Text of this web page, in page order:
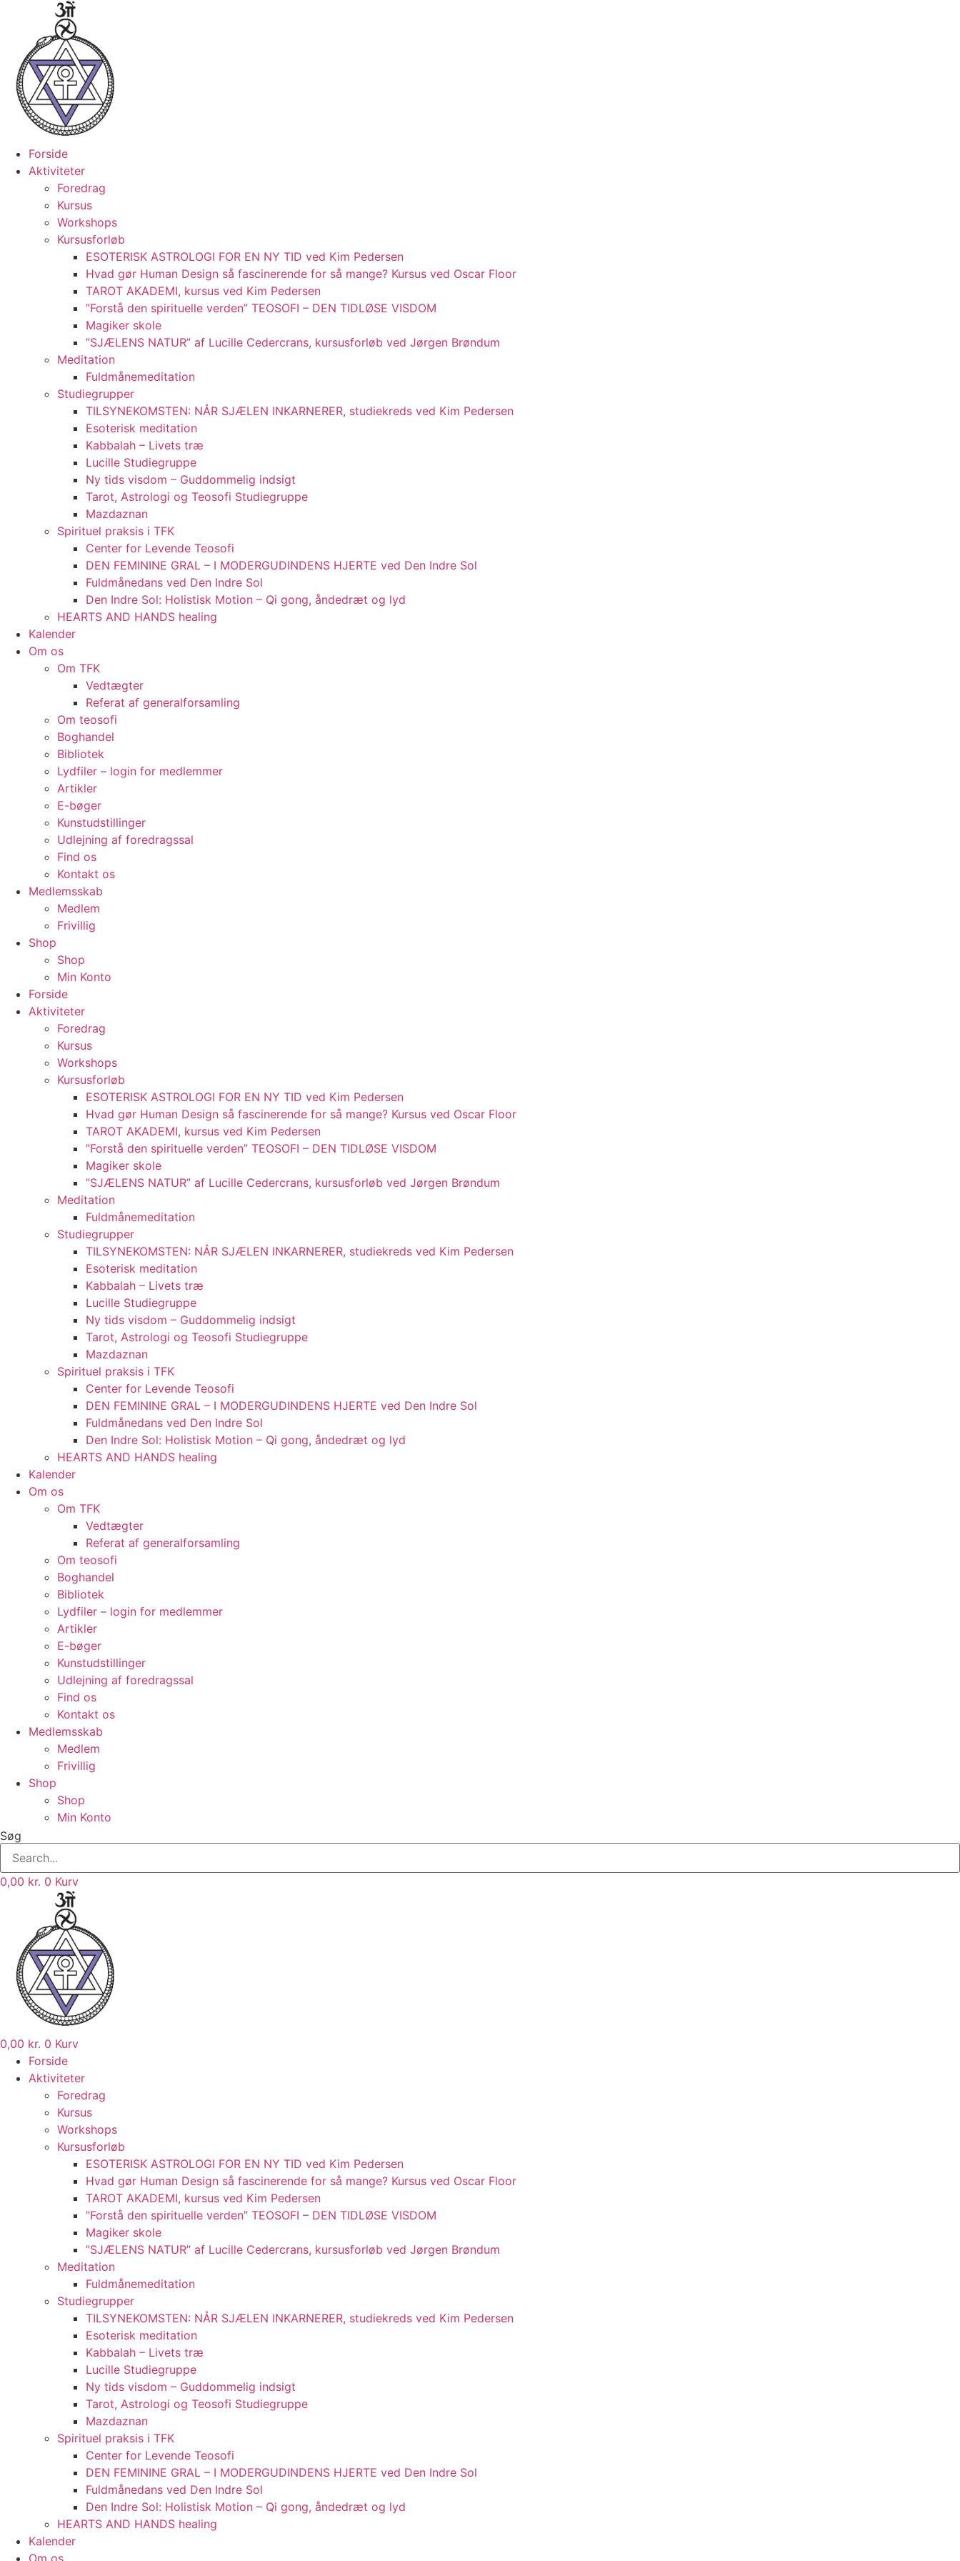
indhold
Forside
Aktiviteter
Foredrag
Kursus
Workshops
Kursusforløb
ESOTERISK ASTROLOGI FOR EN NY TID ved Kim Pedersen
Hvad gør Human Design så fascinerende for så mange? Kursus ved Oscar Floor
TAROT AKADEMI, kursus ved Kim Pedersen
”Forstå den spirituelle verden” TEOSOFI – DEN TIDLØSE VISDOM
Magiker skole
”SJÆLENS NATUR” af Lucille Cedercrans, kursusforløb ved Jørgen Brøndum
Meditation
Fuldmånemeditation
Studiegrupper
TILSYNEKOMSTEN: NÅR SJÆLEN INKARNERER, studiekreds ved Kim Pedersen
Esoterisk meditation
Kabbalah – Livets træ
Lucille Studiegruppe
Ny tids visdom – Guddommelig indsigt
Tarot, Astrologi og Teosofi Studiegruppe
Mazdaznan
Spirituel praksis i TFK
Center for Levende Teosofi
DEN FEMININE GRAL – I MODERGUDINDENS HJERTE ved Den Indre Sol
Fuldmånedans ved Den Indre Sol
Den Indre Sol: Holistisk Motion – Qi gong, åndedræt og lyd
HEARTS AND HANDS healing
Kalender
Om os
Om TFK
Vedtægter
Referat af generalforsamling
Om teosofi
Boghandel
Bibliotek
Lydfiler – login for medlemmer
Artikler
E-bøger
Kunstudstillinger
Udlejning af foredragssal
Find os
Kontakt os
Medlemsskab
Medlem
Frivillig
Shop
Shop
Min Konto
Forside
Aktiviteter
Foredrag
Kursus
Workshops
Kursusforløb
ESOTERISK ASTROLOGI FOR EN NY TID ved Kim Pedersen
Hvad gør Human Design så fascinerende for så mange? Kursus ved Oscar Floor
TAROT AKADEMI, kursus ved Kim Pedersen
”Forstå den spirituelle verden” TEOSOFI – DEN TIDLØSE VISDOM
Magiker skole
”SJÆLENS NATUR” af Lucille Cedercrans, kursusforløb ved Jørgen Brøndum
Meditation
Fuldmånemeditation
Studiegrupper
TILSYNEKOMSTEN: NÅR SJÆLEN INKARNERER, studiekreds ved Kim Pedersen
Esoterisk meditation
Kabbalah – Livets træ
Lucille Studiegruppe
Ny tids visdom – Guddommelig indsigt
Tarot, Astrologi og Teosofi Studiegruppe
Mazdaznan
Spirituel praksis i TFK
Center for Levende Teosofi
DEN FEMININE GRAL – I MODERGUDINDENS HJERTE ved Den Indre Sol
Fuldmånedans ved Den Indre Sol
Den Indre Sol: Holistisk Motion – Qi gong, åndedræt og lyd
HEARTS AND HANDS healing
Kalender
Om os
Om TFK
Vedtægter
Referat af generalforsamling
Om teosofi
Boghandel
Bibliotek
Lydfiler – login for medlemmer
Artikler
E-bøger
Kunstudstillinger
Udlejning af foredragssal
Find os
Kontakt os
Medlemsskab
Medlem
Frivillig
Shop
Shop
Min Konto
Søg
0,00 kr. 0 Kurv
0,00 kr. 0 Kurv
Forside
Aktiviteter
Foredrag
Kursus
Workshops
Kursusforløb
ESOTERISK ASTROLOGI FOR EN NY TID ved Kim Pedersen
Hvad gør Human Design så fascinerende for så mange? Kursus ved Oscar Floor
TAROT AKADEMI, kursus ved Kim Pedersen
”Forstå den spirituelle verden” TEOSOFI – DEN TIDLØSE VISDOM
Magiker skole
”SJÆLENS NATUR” af Lucille Cedercrans, kursusforløb ved Jørgen Brøndum
Meditation
Fuldmånemeditation
Studiegrupper
TILSYNEKOMSTEN: NÅR SJÆLEN INKARNERER, studiekreds ved Kim Pedersen
Esoterisk meditation
Kabbalah – Livets træ
Lucille Studiegruppe
Ny tids visdom – Guddommelig indsigt
Tarot, Astrologi og Teosofi Studiegruppe
Mazdaznan
Spirituel praksis i TFK
Center for Levende Teosofi
DEN FEMININE GRAL – I MODERGUDINDENS HJERTE ved Den Indre Sol
Fuldmånedans ved Den Indre Sol
Den Indre Sol: Holistisk Motion – Qi gong, åndedræt og lyd
HEARTS AND HANDS healing
Kalender
Om os